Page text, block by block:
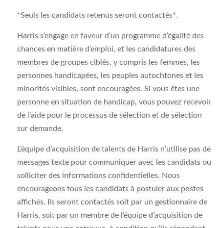
*Seuls les candidats retenus seront contactés*.
Harris s’engage en faveur d’un programme d’égalité des
chances en matière d’emploi, et les candidatures des
membres de groupes ciblés, y compris les femmes, les
personnes handicapées, les peuples autochtones et les
minorités visibles, sont encouragées. Si vous êtes une
personne en situation de handicap, vous pouvez recevoir
de l’aide pour le processus de sélection et de sélection
sur demande.
L’équipe d’acquisition de talents de Harris n’utilise pas de
messages texte pour communiquer avec les candidats ou
solliciter des informations confidentielles. Nous
encourageons tous les candidats à postuler aux postes
affichés. Ils seront contactés soit par un gestionnaire de
Harris, soit par un membre de l’équipe d’acquisition de